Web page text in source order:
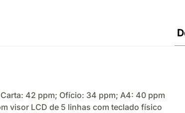
42 ppm; Ofício: 34 ppm; A4: 40 ppm
visor LCD de 5 linhas com teclado físico